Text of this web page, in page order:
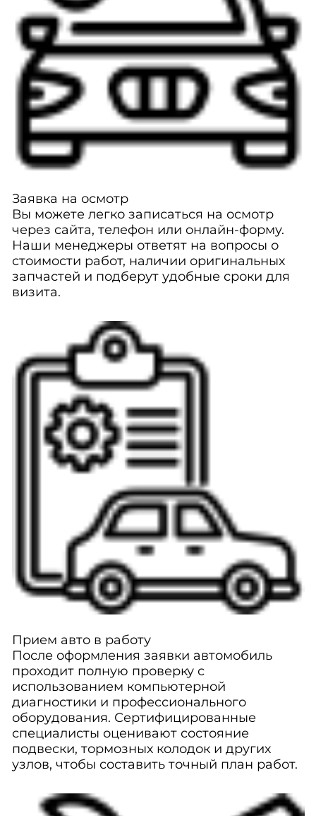
Заявка на осмотр
Вы можете легко записаться на осмотр
через сайта, телефон или онлайн-форму.
Наши менеджеры ответят на вопросы о
стоимости работ, наличии оригинальных
запчастей и подберут удобные сроки для
визита.
Прием авто в работу
После оформления заявки автомобиль
проходит полную проверку с
использованием компьютерной
диагностики и профессионального
оборудования. Сертифицированные
специалисты оценивают состояние
подвески, тормозных колодок и других
узлов, чтобы составить точный план работ.